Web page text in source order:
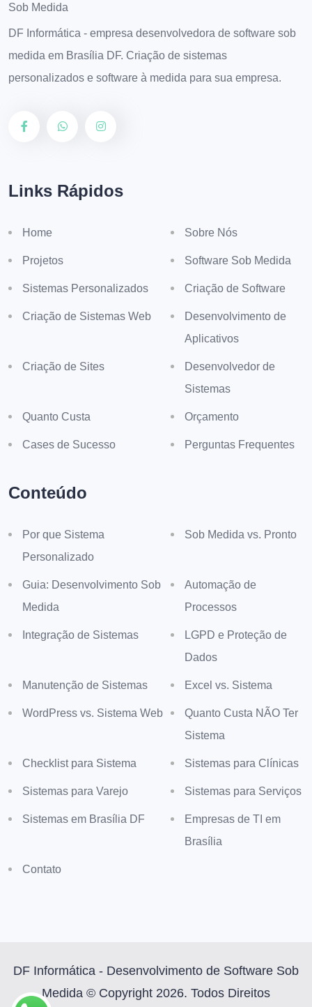
DF Informática - empresa desenvolvedora de software sob
medida em Brasília DF. Criação de sistemas
personalizados e software à medida para sua empresa.
Links Rápidos
Home Sobre Nós
Projetos Software Sob Medida
Sistemas Personalizados Criação de Software
Criação de Sistemas Web
Desenvolvimento de
Aplicativos
Criação de Sites
Desenvolvedor de
Sistemas
Quanto Custa Orçamento
Cases de Sucesso Perguntas Frequentes
Conteúdo
Por que Sistema
Personalizado
Sob Medida vs. Pronto
Guia: Desenvolvimento Sob
Medida
Automação de
Processos
Integração de Sistemas
LGPD e Proteção de
Dados
Manutenção de Sistemas Excel vs. Sistema
WordPress vs. Sistema Web
Quanto Custa NÃO Ter
Sistema
Checklist para Sistema Sistemas para Clínicas
Sistemas para Varejo Sistemas para Serviços
Sistemas em Brasília DF
Empresas de TI em
Brasília
Contato
DF Informática - Desenvolvimento de Software Sob
Medida © Copyright 2026. Todos Direitos